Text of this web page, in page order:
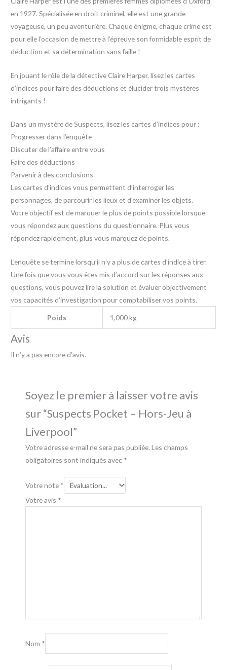
en 1927. Spécialisée en droit criminel, elle est une grande
voyageuse, un peu aventurière. Chaque énigme, chaque crime est
pour elle l’occasion de mettre à l’épreuve son formidable esprit de
déduction et sa détermination sans faille !
En jouant le rôle de la détective Claire Harper, lisez les cartes
d’indices pour faire des déductions et élucider trois mystères
intrigants !
Dans un mystère de Suspects, lisez les cartes d’indices pour :
Progresser dans l’enquête
Discuter de l’affaire entre vous
Faire des déductions
Parvenir à des conclusions
Les cartes d’indices vous permettent d’interroger les
personnages, de parcourir les lieux et d’examiner les objets.
Votre objectif est de marquer le plus de points possible lorsque
vous répondez aux questions du questionnaire. Plus vous
répondez rapidement, plus vous marquez de points.
L’enquête se termine lorsqu’il n’y a plus de cartes d’indice à tirer.
Une fois que vous vous êtes mis d’accord sur les réponses aux
questions, vous pouvez lire la solution et évaluer objectivement
vos capacités d’investigation pour comptabiliser vos points.
Poids 1,000 kg
Avis
Il n’y a pas encore d’avis.
Soyez le premier à laisser votre avis
sur “Suspects Pocket – Hors-Jeu à
Liverpool”
Votre adresse e-mail ne sera pas publiée. Les champs
obligatoires sont indiqués avec *
Votre note *
Votre avis *
Nom *